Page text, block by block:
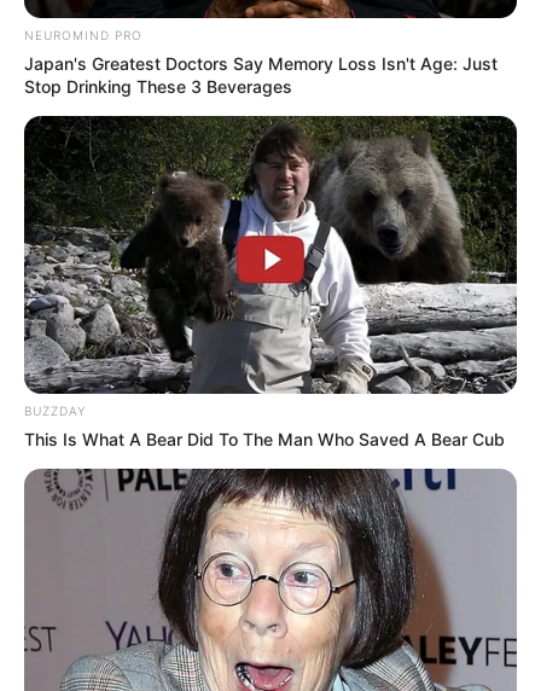
Категорії
Без рубрики
Гарячi
Культура
Нам пишуть
Партнерські матеріали
Схеми
NEUROMIND PRO
Japan's Greatest Doctors Say Memory Loss Isn't Age: Just
Stop Drinking These 3 Beverages
BUZZDAY
This Is What A Bear Did To The Man Who Saved A Bear Cub